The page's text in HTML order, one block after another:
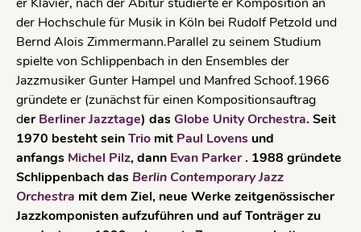
der Hochschule für Musik in Köln bei Rudolf Petzold und
Bernd Alois Zimmermann.Parallel zu seinem Studium
spielte von Schlippenbach in den Ensembles der
Jazzmusiker Gunter Hampel und Manfred Schoof.1966
gründete er (zunächst für einen Kompositionsauftrag
derBerliner Jazztage) dasGlobe Unity Orchestra. Seit
1970 besteht seinTrio mit Paul Lovens und
anfangs Michel Pilz, dann Evan Parker. 1988 gründete
Schlippenbach das Berlin Contemporary Jazz
Orchestra mit dem Ziel, neue Werke zeitgenössischer
Jazzkomponisten aufzuführen und auf Tonträger zu